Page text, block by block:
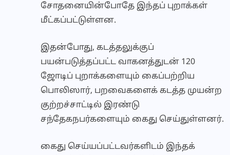
சோதனையின்போதே இந்தப் புறாக்கள்
மீட்கப்பட்டுள்ளன.
இதன்போது, கடத்தலுக்குப்
பயன்படுத்தப்பட்ட வாகனத்துடன் 120
ஜோடிப் புறாக்களையும் கைப்பற்றிய
பொலிஸார், பறவைகளைக் கடத்த முயன்ற
குற்றச்சாட்டில் இரண்டு
சந்தேகநபர்களையும் கைது செய்துள்ளனர்.
கைது செய்யப்பட்டவர்களிடம் இந்தக்